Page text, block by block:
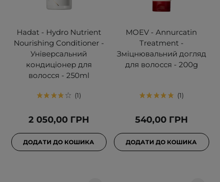
Hadat - Hydro Nutrient
Nourishing Conditioner -
Універсальний
кондиціонер для
волосся - 250ml
1
2 050,00 ГРН
ДОДАТИ ДО КОШИКА
MOEV - Annurcatin
Treatment -
Зміцнювальний догляд
для волосся - 200g
1
540,00 ГРН
ДОДАТИ ДО КОШИКА